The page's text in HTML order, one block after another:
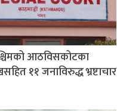
आठविसकोटका
११ जनाविरुद्ध भ्रष्टाचार